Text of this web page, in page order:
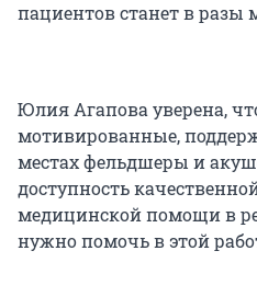
пациентов станет в разы
Юлия Агапова уверена,
мотивированные,
местах фельдшеры и
доступность
медицинской помощи в
нужно помочь в этой